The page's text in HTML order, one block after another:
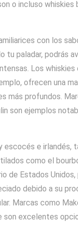
o incluso whiskies
con los
tu paladar, podrás
Los
ofrecen una
más profundos.
son ejemplos
escocés e irlandés,
como el
de Estados
debido a su
Marcas como
son excelentes